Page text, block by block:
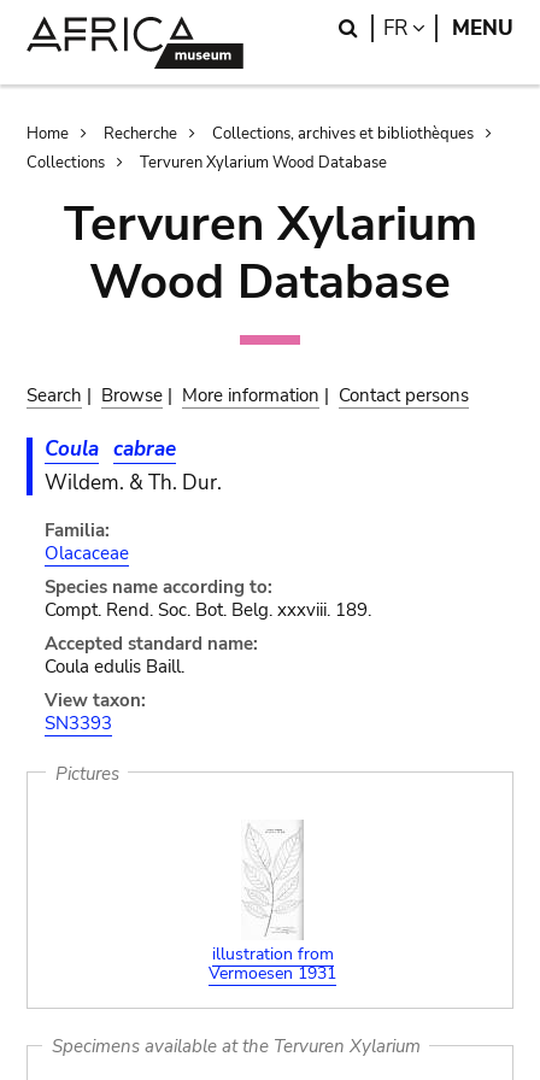
Search
FR LANGUAGE
MENU
Breadcrumb
Home Recherche
Collections, archives et bibliothèques
Collections
Tervuren Xylarium Wood Database
Tervuren Xylarium
Wood Database
Search | Browse | More information | Contact persons
Coula cabrae
Wildem. & Th. Dur.
Familia:
Olacaceae
Species name according to:
Compt. Rend. Soc. Bot. Belg. xxxviii. 189.
Accepted standard name:
Coula edulis Baill.
View taxon:
SN3393
Pictures
illustration from
Vermoesen 1931
Specimens available at the Tervuren Xylarium